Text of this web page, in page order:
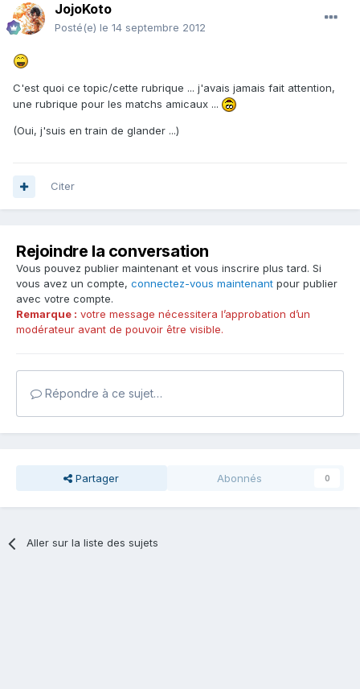
JojoKoto
Posté(e) le 14 septembre 2012
C'est quoi ce topic/cette rubrique ... j'avais jamais fait attention,
une rubrique pour les matchs amicaux ...
(Oui, j'suis en train de glander ...)
Citer
Rejoindre la conversation
Vous pouvez publier maintenant et vous inscrire plus tard. Si
vous avez un compte, connectez-vous maintenant pour publier
avec votre compte.
Remarque : votre message nécessitera l’approbation d’un
modérateur avant de pouvoir être visible.
Répondre à ce sujet…
Partager Abonnés 0
Aller sur la liste des sujets